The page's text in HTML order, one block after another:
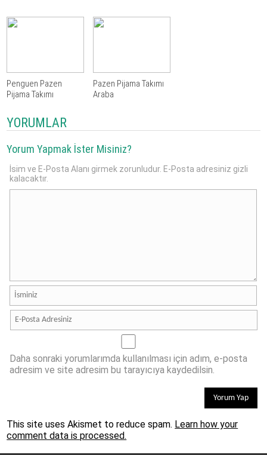
Penguen Pazen
Pijama Takımı
Pazen Pijama Takımı
Araba
YORUMLAR
Yorum Yapmak İster Misiniz?
İsim ve E-Posta Alanı girmek zorunludur. E-Posta adresiniz gizli
kalacaktır.
Daha sonraki yorumlarımda kullanılması için adım, e-posta
adresim ve site adresim bu tarayıcıya kaydedilsin.
This site uses Akismet to reduce spam. Learn how your
comment data is processed.